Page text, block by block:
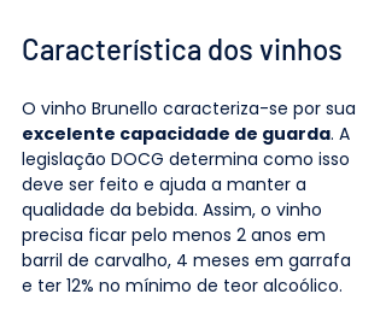
Característica dos vinhos
O vinho Brunello caracteriza-se por sua
excelente capacidade de guarda. A
legislação DOCG determina como isso
deve ser feito e ajuda a manter a
qualidade da bebida. Assim, o vinho
precisa ficar pelo menos 2 anos em
barril de carvalho, 4 meses em garrafa
e ter 12% no mínimo de teor alcoólico.